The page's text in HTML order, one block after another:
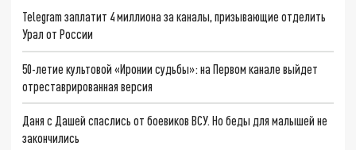
Telegram заплатит 4 миллиона за каналы, призывающие отделить
Урал от России
50-летие культовой «Иронии судьбы»: на Первом канале выйдет
отреставрированная версия
Даня с Дашей спаслись от боевиков ВСУ. Но беды для малышей не
закончились